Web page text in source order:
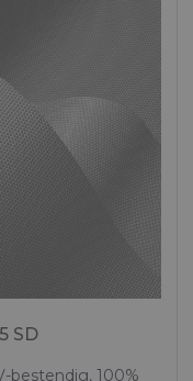
SD
bestendig, 100%